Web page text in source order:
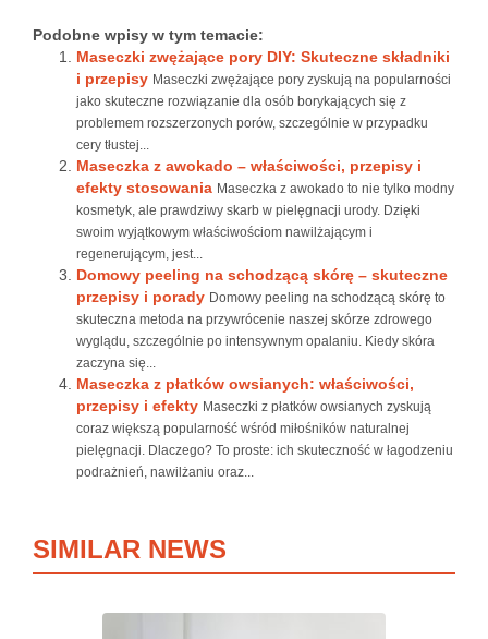
Podobne wpisy w tym temacie:
Maseczki zwężające pory DIY: Skuteczne składniki
i przepisy Maseczki zwężające pory zyskują na popularności
jako skuteczne rozwiązanie dla osób borykających się z
problemem rozszerzonych porów, szczególnie w przypadku
cery tłustej...
Maseczka z awokado – właściwości, przepisy i
efekty stosowania Maseczka z awokado to nie tylko modny
kosmetyk, ale prawdziwy skarb w pielęgnacji urody. Dzięki
swoim wyjątkowym właściwościom nawilżającym i
regenerującym, jest...
Domowy peeling na schodzącą skórę – skuteczne
przepisy i porady Domowy peeling na schodzącą skórę to
skuteczna metoda na przywrócenie naszej skórze zdrowego
wyglądu, szczególnie po intensywnym opalaniu. Kiedy skóra
zaczyna się...
Maseczka z płatków owsianych: właściwości,
przepisy i efekty Maseczki z płatków owsianych zyskują
coraz większą popularność wśród miłośników naturalnej
pielęgnacji. Dlaczego? To proste: ich skuteczność w łagodzeniu
podrażnień, nawilżaniu oraz...
SIMILAR NEWS